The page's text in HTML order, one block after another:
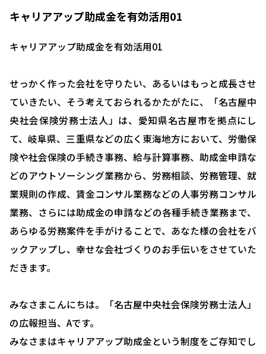
キャリアアップ助成金を有効活用01
キャリアアップ助成金を有効活用01
せっかく作った会社を守りたい、あるいはもっと成長させ
ていきたい、そう考えておられるかたがたに、「名古屋中
央社会保険労務士法人」は、愛知県名古屋市を拠点にし
て、岐阜県、三重県などの広く東海地方において、労働保
険や社会保険の手続き事務、給与計算事務、助成金申請な
どのアウトソーシング業務から、労務相談、労務管理、就
業規則の作成、賃金コンサル業務などの人事労務コンサル
業務、さらには助成金の申請などの各種手続き業務まで、
あらゆる労務案件を手がけることで、あなた様の会社をバ
ックアップし、幸せな会社づくりのお手伝いをさせていた
だきます。
みなさまこんにちは。「名古屋中央社会保険労務士法人」
の広報担当、Aです。
みなさまはキャリアアップ助成金という制度をご存知でし